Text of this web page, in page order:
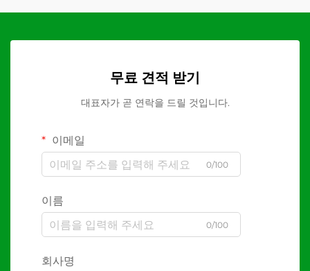
무료 견적 받기
대표자가 곧 연락을 드릴 것입니다.
이메일
0/100
이름
0/100
회사명